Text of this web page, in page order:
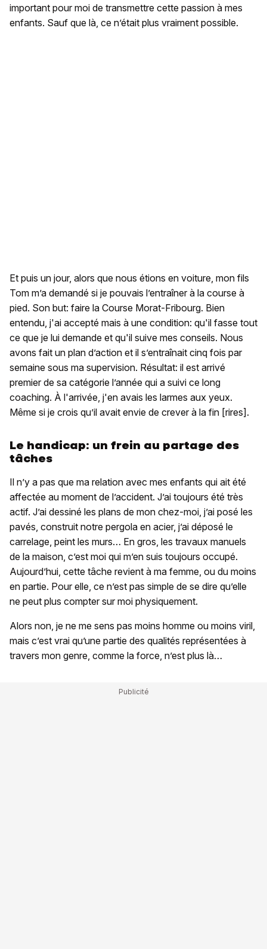
important pour moi de transmettre cette passion à mes
enfants. Sauf que là, ce n’était plus vraiment possible.
Et puis un jour, alors que nous étions en voiture, mon fils
Tom m’a demandé si je pouvais l’entraîner à la course à
pied. Son but: faire la Course Morat-Fribourg. Bien
entendu, j'ai accepté mais à une condition: qu'il fasse tout
ce que je lui demande et qu'il suive mes conseils. Nous
avons fait un plan d’action et il s’entraînait cinq fois par
semaine sous ma supervision. Résultat: il est arrivé
premier de sa catégorie l’année qui a suivi ce long
coaching. À l'arrivée, j'en avais les larmes aux yeux.
Même si je crois qu’il avait envie de crever à la fin [rires].
Le handicap: un frein au partage des
tâches
Il n’y a pas que ma relation avec mes enfants qui ait été
affectée au moment de l’accident. J’ai toujours été très
actif. J’ai dessiné les plans de mon chez-moi, j’ai posé les
pavés, construit notre pergola en acier, j’ai déposé le
carrelage, peint les murs… En gros, les travaux manuels
de la maison, c’est moi qui m’en suis toujours occupé.
Aujourd’hui, cette tâche revient à ma femme, ou du moins
en partie. Pour elle, ce n’est pas simple de se dire qu’elle
ne peut plus compter sur moi physiquement.
Alors non, je ne me sens pas moins homme ou moins viril,
mais c’est vrai qu’une partie des qualités représentées à
travers mon genre, comme la force, n’est plus là…